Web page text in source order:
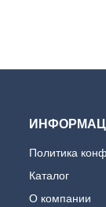
Политика
Каталог
О компании